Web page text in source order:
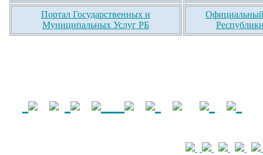
Портал Государственных и
Муниципальных Услуг РБ
Официальный